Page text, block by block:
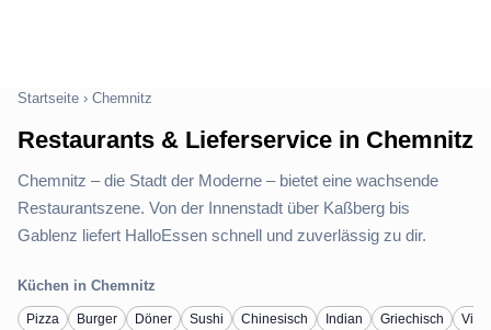
Startseite › Chemnitz
Restaurants & Lieferservice in Chemnitz
Chemnitz – die Stadt der Moderne – bietet eine wachsende
Restaurantszene. Von der Innenstadt über Kaßberg bis
Gablenz liefert HalloEssen schnell und zuverlässig zu dir.
Küchen in Chemnitz
Pizza Burger Döner Sushi Chinesisch Indian Griechisch